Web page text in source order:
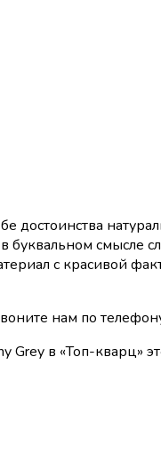
достоинства
смысле
с красивой
нам по
Grey в «Топ-кварц»